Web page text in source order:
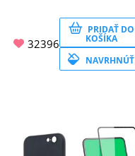
32396
PRIDAŤ DO
KOŠÍKA
NAVRHNÚŤ